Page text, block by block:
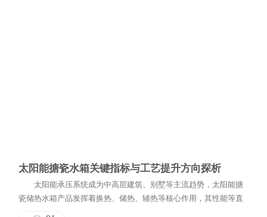
太阳能搪瓷水箱关键指标与工艺提升方向探析
太阳能承压系统成为中高层建筑、别墅等主流趋势，太阳能搪
瓷储热水箱产品发挥着换热、储热、辅热等核心作用，其性能等直